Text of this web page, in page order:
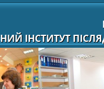
ІНСТИТУТ